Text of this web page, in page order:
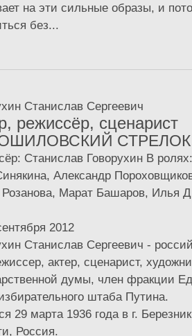
на эти сильные образы, и
без...
Станислав Сергеевич
режиссёр, сценарист
СТРЕЛОК
Станислав Говорухин В
Александр
Марат Башаров, Илья
2012
Станислав Сергеевич -
актер, сценарист,
думы, член фракции
штаба Путина.
29 марта 1936 года в г.
Россия.